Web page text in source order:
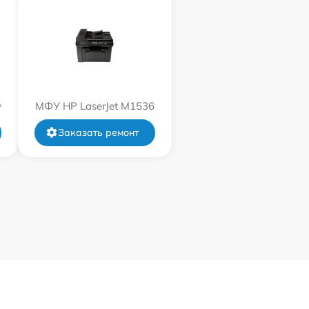
МФУ HP LaserJet M1536
Заказать ремонт